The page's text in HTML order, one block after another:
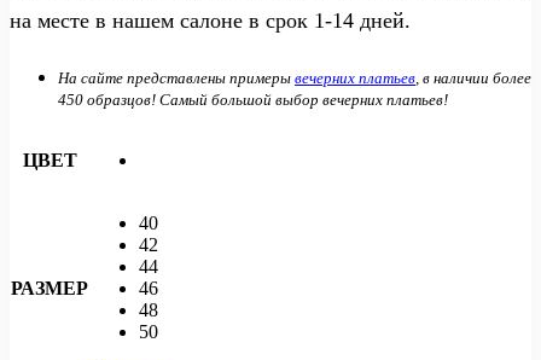
на месте в нашем салоне в срок 1-14 дней.
На сайте представлены примеры вечерних платьев , в наличии более
450 образцов! Самый большой выбор вечерних платьев!
ЦВЕТ
РАЗМЕР
40
42
44
46
48
50